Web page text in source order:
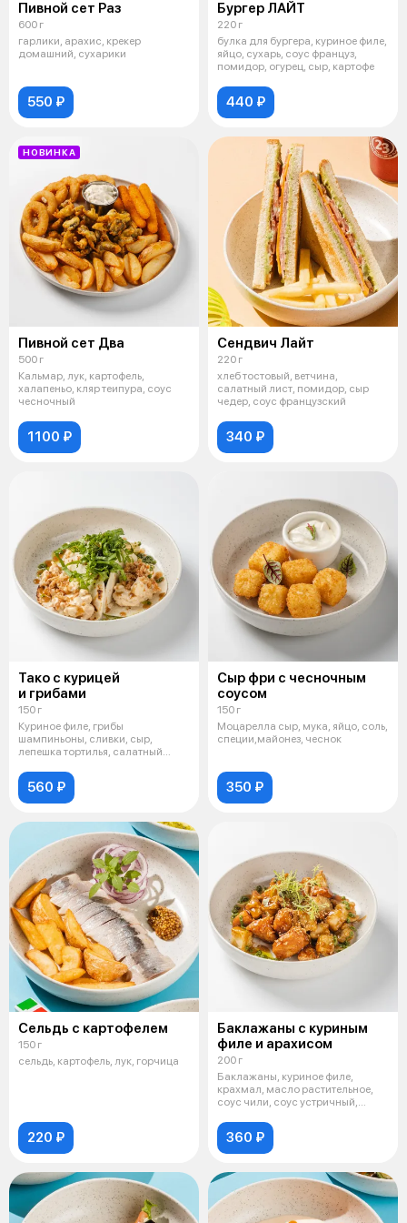
Пивной сет Раз
600 г
гарлики, арахис, крекер
домашний, сухарики
550 ₽
Бургер ЛАЙТ
220 г
булка для бургера, куриное филе,
яйцо, сухарь, соус француз,
помидор, огурец, сыр, картофе
440 ₽
НОВИНКА
Пивной сет Два
500 г
Кальмар, лук, картофель,
халапеньо, кляр теипура, соус
чесночный
1100 ₽
Сендвич Лайт
220 г
хлеб тостовый, ветчина,
салатный лист, помидор, сыр
чедер, соус французский
340 ₽
Тако с курицей
и грибами
150 г
Куриное филе, грибы
шампиньоны, сливки, сыр,
лепешка тортилья, салатный
560 ₽
Сыр фри с чесночным
соусом
150 г
Моцарелла сыр, мука, яйцо, соль,
специи,майонез, чеснок
350 ₽
Сельдь с картофелем
150 г
сельдь, картофель, лук, горчица
220 ₽
Баклажаны с куриным
филе и арахисом
200 г
Баклажаны, куриное филе,
крахмал, масло растительное,
соус чили, соус устричный,
360 ₽